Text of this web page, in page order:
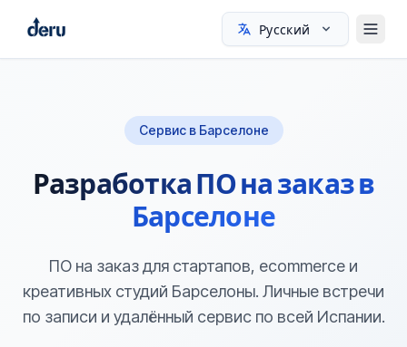
Русский
Сервис в Барселоне
Разработка ПО на заказ в
Барселоне
ПО на заказ для стартапов, ecommerce и
креативных студий Барселоны. Личные встречи
по записи и удалённый сервис по всей Испании.